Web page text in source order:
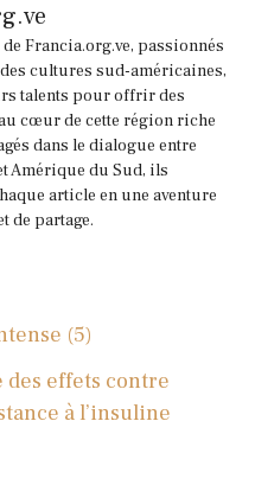
Francia.org.ve, passionnés
cultures sud-américaines,
talents pour offrir des
cœur de cette région riche
dans le dialogue entre
Amérique du Sud, ils
article en une aventure
de partage.
(5)
effets contre
à l’insuline